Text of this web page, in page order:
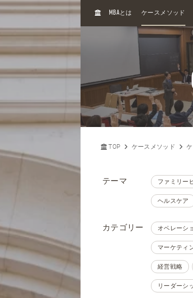
H
MBAとは ケースメソッド
TOP ケースメソッド
テーマ ファミリー
ヘルスケア
カテゴリー オペレーシ
マーケティ
経営戦略
リーダーシ